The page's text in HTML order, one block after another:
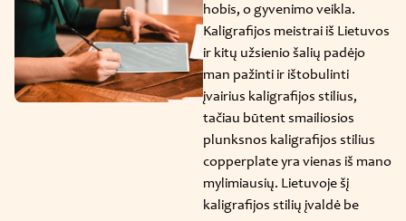
hobis, o gyvenimo veikla.
Kaligrafijos meistrai iš Lietuvos
ir kitų užsienio šalių padėjo
man pažinti ir ištobulinti
įvairius kaligrafijos stilius,
tačiau būtent smailiosios
plunksnos kaligrafijos stilius
copperplate yra vienas iš mano
mylimiausių. Lietuvoje šį
kaligrafijos stilių įvaldė be